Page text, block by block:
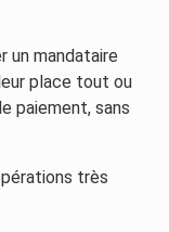
un mandataire
place tout ou
paiement, sans
très